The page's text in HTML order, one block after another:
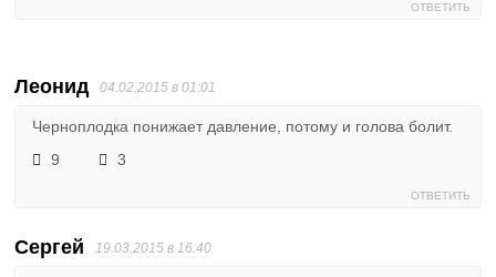
ОТВЕТИТЬ
Леонид 04.02.2015 в 01:01
Черноплодка понижает давление, потому и голова болит.
9
3
ОТВЕТИТЬ
Сергей 19.03.2015 в 16:40